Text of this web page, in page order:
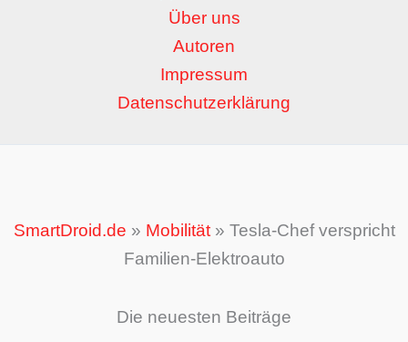
Über uns
Autoren
Impressum
Datenschutzerklärung
SmartDroid.de » Mobilität» Tesla-Chef verspricht
Familien-Elektroauto
Die neuesten Beiträge